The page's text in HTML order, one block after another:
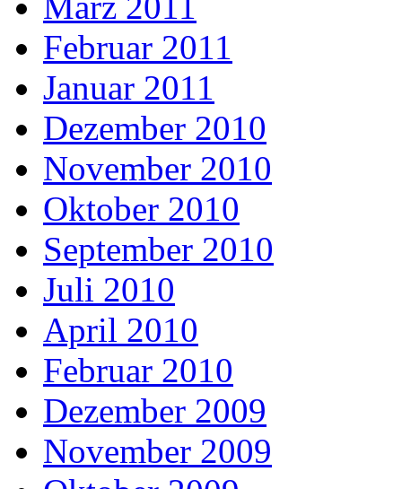
Februar 2011
Januar 2011
Dezember 2010
November 2010
Oktober 2010
September 2010
Juli 2010
April 2010
Februar 2010
Dezember 2009
November 2009